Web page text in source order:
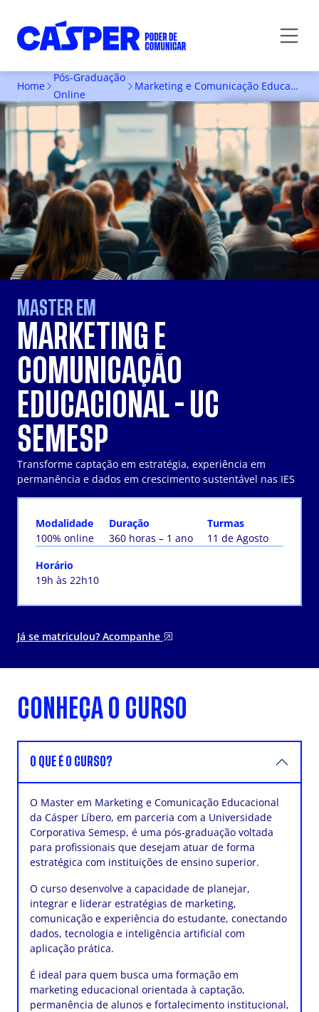
Home
Pós-Graduação
Online
Marketing e Comunicação Educacional - UC SEMESP
MASTER EM
MARKETING E
COMUNICAÇÃO
EDUCACIONAL - UC
SEMESP
Transforme captação em estratégia, experiência em
permanência e dados em crescimento sustentável nas IES
Modalidade
100% online
Duração
360 horas – 1 ano
Turmas
11 de Agosto
Horário
19h às 22h10
INSCREVA-SE
Já se matriculou? Acompanhe
CONHEÇA O CURSO
O QUE É O CURSO?
O Master em Marketing e Comunicação Educacional
da Cásper Líbero, em parceria com a Universidade
Corporativa Semesp, é uma pós-graduação voltada
para profissionais que desejam atuar de forma
estratégica com instituições de ensino superior.
O curso desenvolve a capacidade de planejar,
integrar e liderar estratégias de marketing,
comunicação e experiência do estudante, conectando
dados, tecnologia e inteligência artificial com
aplicação prática.
É ideal para quem busca uma formação em
marketing educacional orientada à captação,
permanência de alunos e fortalecimento institucional,